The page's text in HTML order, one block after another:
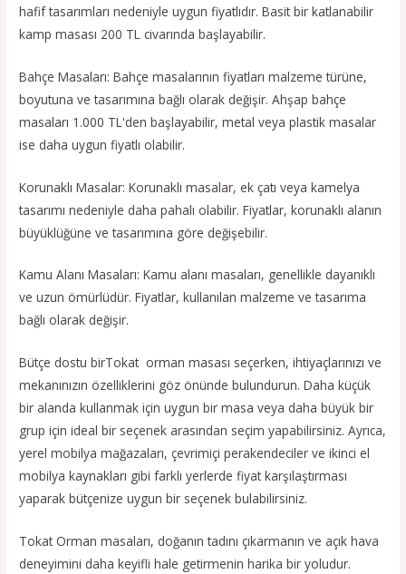
hafif tasarımları nedeniyle uygun fiyatlıdır. Basit bir katlanabilir
kamp masası 200 TL civarında başlayabilir.
Bahçe Masaları: Bahçe masalarının fiyatları malzeme türüne,
boyutuna ve tasarımına bağlı olarak değişir. Ahşap bahçe
masaları 1.000 TL'den başlayabilir, metal veya plastik masalar
ise daha uygun fiyatlı olabilir.
Korunaklı Masalar: Korunaklı masalar, ek çatı veya kamelya
tasarımı nedeniyle daha pahalı olabilir. Fiyatlar, korunaklı alanın
büyüklüğüne ve tasarımına göre değişebilir.
Kamu Alanı Masaları: Kamu alanı masaları, genellikle dayanıklı
ve uzun ömürlüdür. Fiyatlar, kullanılan malzeme ve tasarıma
bağlı olarak değişir.
Bütçe dostu birTokat orman masası seçerken, ihtiyaçlarınızı ve
mekanınızın özelliklerini göz önünde bulundurun. Daha küçük
bir alanda kullanmak için uygun bir masa veya daha büyük bir
grup için ideal bir seçenek arasından seçim yapabilirsiniz. Ayrıca,
yerel mobilya mağazaları, çevrimiçi perakendeciler ve ikinci el
mobilya kaynakları gibi farklı yerlerde fiyat karşılaştırması
yaparak bütçenize uygun bir seçenek bulabilirsiniz.
Tokat Orman masaları, doğanın tadını çıkarmanın ve açık hava
deneyimini daha keyifli hale getirmenin harika bir yoludur.